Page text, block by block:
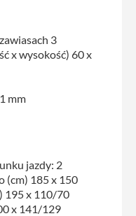
3
x wysokość) 60 x
mm
jazdy: 2
(cm) 185 x 150
195 x 110/70
x 141/129